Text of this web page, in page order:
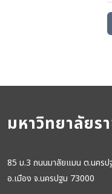
มหาวิทยาลัยร
85 ม.3 ถนนมาลัยแมน ต.นครป
อ.เมือง จ.นครปฐม 73000